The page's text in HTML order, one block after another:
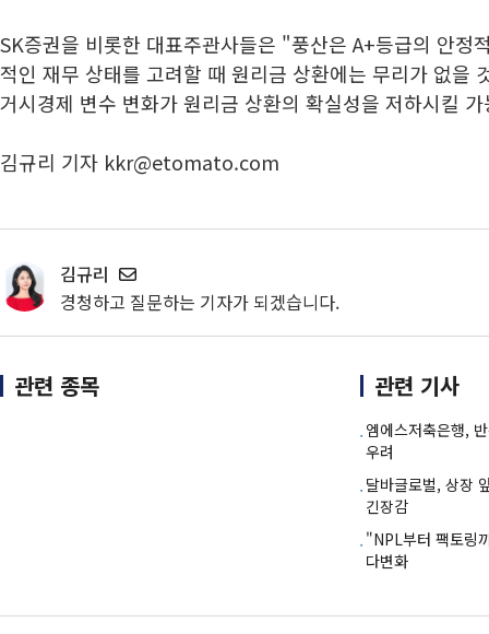
SK증권을 비롯한 대표주관사들은 "풍산은 A+등급의 안정
적인 재무 상태를 고려할 때 원리금 상환에는 무리가 없을
거시경제 변수 변화가 원리금 상환의 확실성을 저하시킬
김규리 기자 kkr@etomato.com
김규리
경청하고 질문하는 기자가 되겠습니다.
관련 종목 관련 기사
엠에스저축은행,
우려
달바글로벌, 상장
긴장감
"NPL부터 팩토링
다변화